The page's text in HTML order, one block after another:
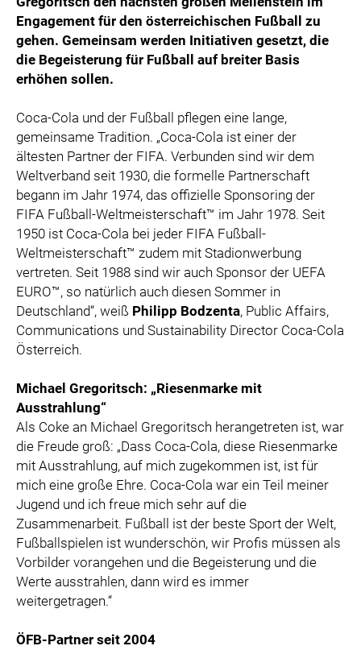
Engagement für den österreichischen Fußball zu
gehen. Gemeinsam werden Initiativen gesetzt, die
die Begeisterung für Fußball auf breiter Basis
erhöhen sollen.
Coca-Cola und der Fußball pflegen eine lange,
gemeinsame Tradition. „Coca-Cola ist einer der
ältesten Partner der FIFA. Verbunden sind wir dem
Weltverband seit 1930, die formelle Partnerschaft
begann im Jahr 1974, das offizielle Sponsoring der
FIFA Fußball-Weltmeisterschaft™ im Jahr 1978. Seit
1950 ist Coca-Cola bei jeder FIFA Fußball-
Weltmeisterschaft™ zudem mit Stadionwerbung
vertreten. Seit 1988 sind wir auch Sponsor der UEFA
EURO™, so natürlich auch diesen Sommer in
Deutschland“, weiß Philipp Bodzenta, Public Affairs,
Communications und Sustainability Director Coca-Cola
Österreich.
Michael Gregoritsch: „Riesenmarke mit
Ausstrahlung“
Als Coke an Michael Gregoritsch herangetreten ist, war
die Freude groß: „Dass Coca-Cola, diese Riesenmarke
mit Ausstrahlung, auf mich zugekommen ist, ist für
mich eine große Ehre. Coca-Cola war ein Teil meiner
Jugend und ich freue mich sehr auf die
Zusammenarbeit. Fußball ist der beste Sport der Welt,
Fußballspielen ist wunderschön, wir Profis müssen als
Vorbilder vorangehen und die Begeisterung und die
Werte ausstrahlen, dann wird es immer
weitergetragen.“
ÖFB-Partner seit 2004